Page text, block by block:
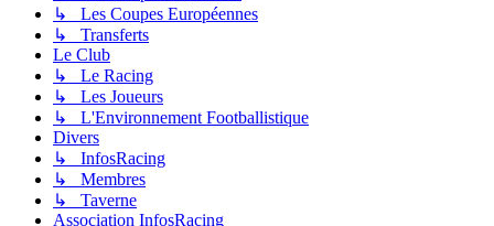
↳ Les Coupes Européennes
↳ Transferts
Le Club
↳ Le Racing
↳ Les Joueurs
↳ L'Environnement Footballistique
Divers
↳ InfosRacing
↳ Membres
↳ Taverne
Association InfosRacing